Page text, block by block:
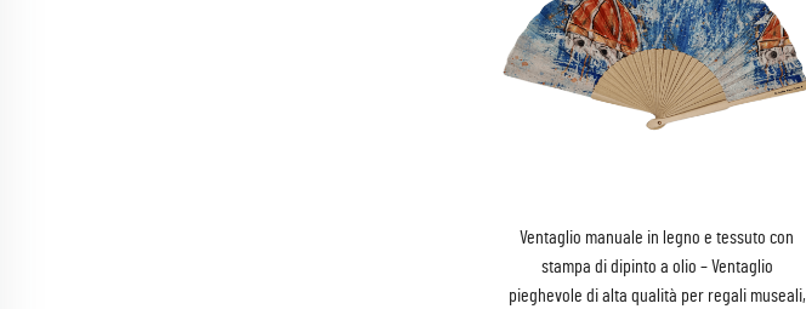
Ventaglio manuale in legno e tessuto con
stampa di dipinto a olio – Ventaglio
pieghevole di alta qualità per regali museali,